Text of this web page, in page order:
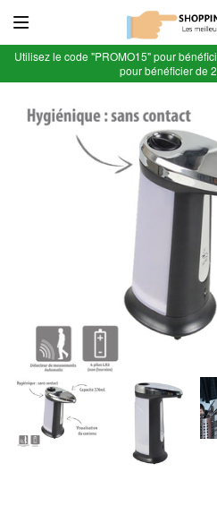
Utilisez le code "PROMO15" pour
pour bénéficier de